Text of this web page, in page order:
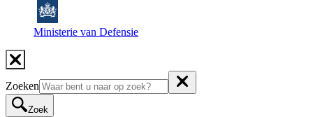
Ministerie van Defensie
Zoeken
Zoek